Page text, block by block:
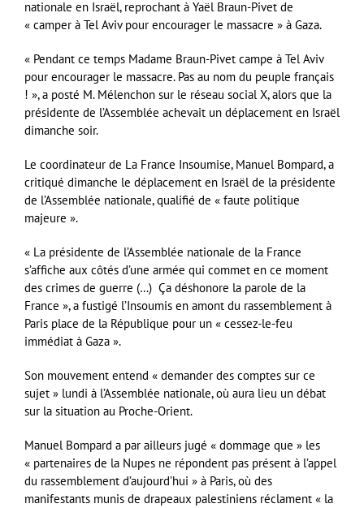
nationale en Israël, reprochant à Yaël Braun-Pivet de
« camper à Tel Aviv pour encourager le massacre » à Gaza.
« Pendant ce temps Madame Braun-Pivet campe à Tel Aviv
pour encourager le massacre. Pas au nom du peuple français
! », a posté M. Mélenchon sur le réseau social X, alors que la
présidente de l’Assemblée achevait un déplacement en Israël
dimanche soir.
Le coordinateur de La France Insoumise, Manuel Bompard, a
critiqué dimanche le déplacement en Israël de la présidente
de l’Assemblée nationale, qualifié de « faute politique
majeure ».
« La présidente de l’Assemblée nationale de la France
s’affiche aux côtés d’une armée qui commet en ce moment
des crimes de guerre (…) Ça déshonore la parole de la
France », a fustigé l’Insoumis en amont du rassemblement à
Paris place de la République pour un « cessez-le-feu
immédiat à Gaza ».
Son mouvement entend « demander des comptes sur ce
sujet » lundi à l’Assemblée nationale, où aura lieu un débat
sur la situation au Proche-Orient.
Manuel Bompard a par ailleurs jugé « dommage que » les
« partenaires de la Nupes ne répondent pas présent à l’appel
du rassemblement d’aujourd’hui » à Paris, où des
manifestants munis de drapeaux palestiniens réclament « la